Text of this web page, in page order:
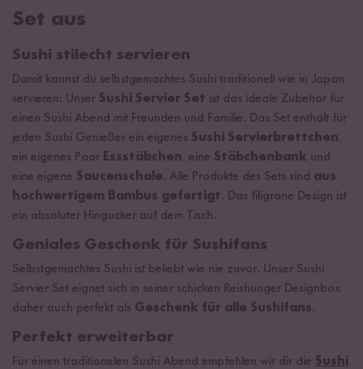
Set aus
Sushi stilecht servieren
Damit kannst du selbstgemachtes Sushi traditionell wie in Japan
servieren: Unser Sushi Servier Set ist das ideale Zubehör für
einen Sushi Abend mit Freunden und Familie. Das Set enthält für
jeden Sushi Genießer ein eigenes Sushi Servierbrettchen,
ein eigenes Paar Essstäbchen, eine Stäbchenbank und
eine eigene Saucenschale. Alle Produkte des Sets sind aus
hochwertigem Bambus gefertigt. Das filigrane Design ist
ein absoluter Hingucker auf dem Tisch.
Geniales Geschenk für Sushifans
Selbstgemachtes Sushi ist beliebt wie nie zuvor. Unser Sushi
Servier Set eignet sich in seiner schicken Reishunger Designbox
daher auch perfekt als Geschenk für alle Sushifans.
Perfekt erweiterbar
Für einen traditionelen Sushi Abend empfehlen wir dir die Sushi